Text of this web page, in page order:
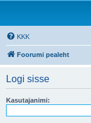
KKK
Foorumi pealeht
Logi sisse
Kasutajanimi: